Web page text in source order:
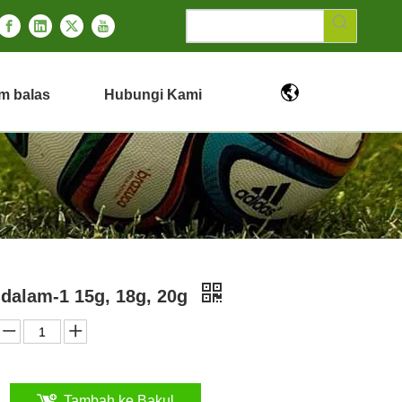
balas Hubungi Kami
1 15g, 18g, 20g